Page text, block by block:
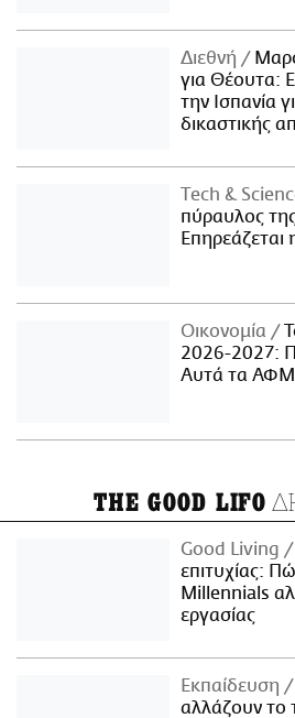
Διεθνή
για Θέουτα:
την Ισπανία
δικαστικής
Τech &
πύραυλος
Επηρεάζεται
Οικονομία
2026-2027:
Αυτά τα
THE GOOD LIFO
Good Living
επιτυχίας:
Millennials
εργασίας
Εκπαίδευση
αλλάζουν το